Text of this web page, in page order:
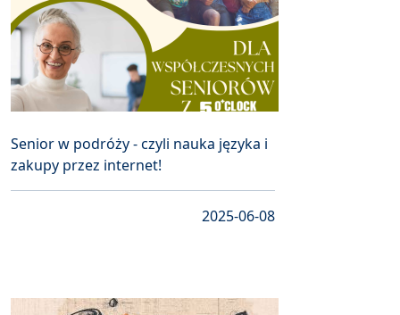
Senior w podróży - czyli nauka języka i
zakupy przez internet!
2025-06-08